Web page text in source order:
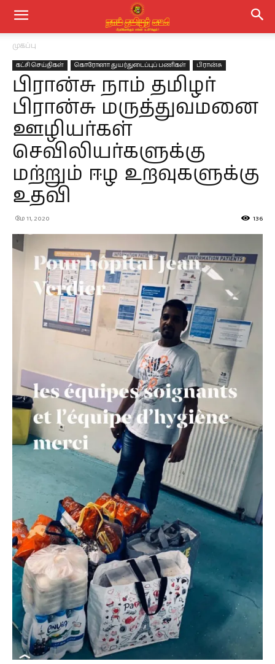
முகப்பு
கட்சி செய்திகள் கொரோனா துயர்துடைப்புப் பணிகள் பிரான்சு
பிரான்சு நாம் தமிழர்
பிரான்சு மருத்துவமனை
ஊழியர்கள்
செவிலியர்களுக்கு
மற்றும் ஈழ உறவுகளுக்கு
உதவி
மே 11, 2020 136